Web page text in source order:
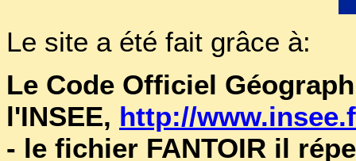
Le site a été fait grâce à:
Le Code Officiel
l'INSEE, http://
- le fichier FANTOIR il